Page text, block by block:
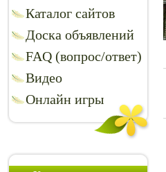
Каталог сайтов
Доска объявлений
FAQ (вопрос/ответ)
Видео
Онлайн игры